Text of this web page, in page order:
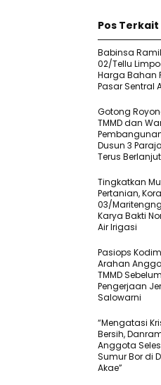
Pos Terkait
Babinsa
02/Tellu
Harga Bahan
Pasar Sentral
Gotong
TMMD dan
Dusun 3
Terus Berlanjut
Tingkatkan
Pertanian,
03/
Karya Bakti
Air Irigasi
Pasiops
Arahan
TMMD
Pengerjaan
Salowarni
“Mengatasi
Bersih,
Anggota
Sumur Bor di
Akae”